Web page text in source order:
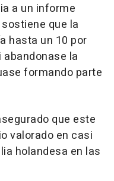
a un informe
que la
hasta un 10 por
la
formando parte
que este
valorado en casi
holandesa en las